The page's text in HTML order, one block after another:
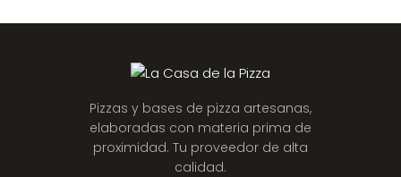
Pizzas y bases de pizza artesanas,
elaboradas con materia prima de
proximidad. Tu proveedor de alta
calidad.